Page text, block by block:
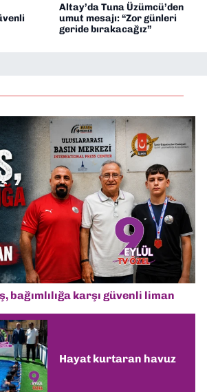
Altay’da Tuna Üzümcü’den
umut mesajı: “Zor günleri
geride bırakacağız”
bağımlılığa karşı güvenli liman
Hayat kurtaran havuz